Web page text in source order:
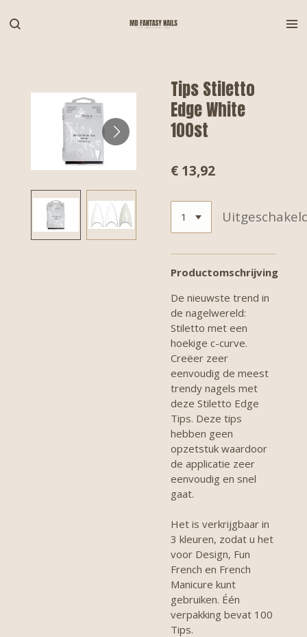
direct
Tips Stiletto
Edge White
100st
€ 13,92
Productomschrijving
De nieuwste trend in
de nagelwereld:
Stiletto met een
hoekige c-curve.
Creëer zeer
eenvoudig de meest
trendy nagels met
deze Stiletto Edge
Tips. Deze tips
hebben geen
opzetstuk waardoor
de applicatie zeer
eenvoudig en snel
gaat.
Het is verkrijgbaar in
3 kleuren, zodat u het
voor Design, Fun
French en French
Manicure kunt
gebruiken. Één
verpakking bevat 100
Tips.